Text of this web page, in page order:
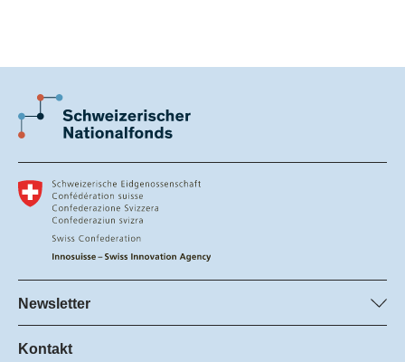
Newsletter
SNF-Newsletter abonnieren
Innosuisse Newsletter abonnieren
Kontakt